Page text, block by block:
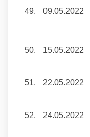
49. 09.05.2022
50. 15.05.2022
51. 22.05.2022
52. 24.05.2022